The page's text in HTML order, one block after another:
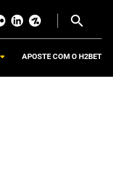
APOSTE COM O H2BET